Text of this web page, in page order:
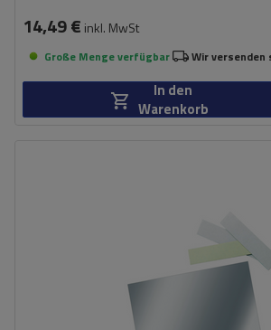
14,49 € inkl. MwSt
Große Menge verfügbar Wir versenden
In den
Warenkorb